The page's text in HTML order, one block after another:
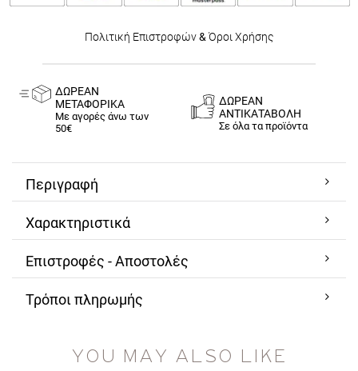
Πολιτική Επιστροφών& Όροι Χρήσης
ΔΩΡΕΑΝ
ΜΕΤΑΦΟΡΙΚΑ
Με αγορές άνω των
50€
ΔΩΡΕΑΝ
ΑΝΤΙΚΑΤΑΒΟΛΗ
Σε όλα τα προϊόντα
Περιγραφή
Χαρακτηριστικά
Επιστροφές - Αποστολές
Τρόποι πληρωμής
YOU MAY ALSO LIKE